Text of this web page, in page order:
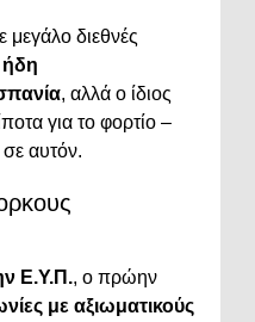
μεγάλο διεθνές
ήδη
, αλλά ο ίδιος
για το φορτίο –
αυτόν.
Ε.Υ.Π., ο πρώην
με αξιωματικούς